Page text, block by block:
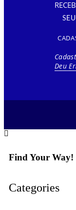
Deu
Find Your Way!
Categories